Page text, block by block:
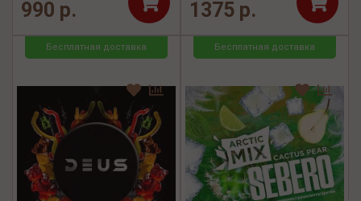
990 р. 1375 р.
Бесплатная доставка Бесплатная доставка